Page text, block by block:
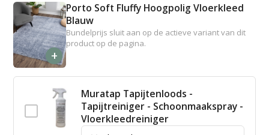
+
Porto Soft Fluffy Hoogpolig Vloerkleed
Blauw
Bundelprijs sluit aan op de actieve variant van dit
product op de pagina.
Muratap Tapijtenloods -
Tapijtreiniger - Schoonmaakspray -
Vloerkleedreiniger